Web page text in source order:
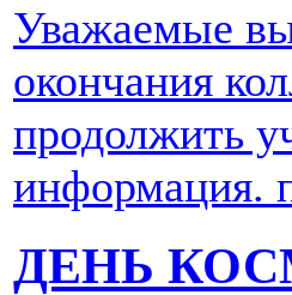
Уважаемые
окончания
продолжить
информация.
ДЕНЬ